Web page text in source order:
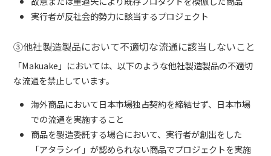
実行者が反社会的勢力に該当するプロジェクト
③他社製造製品において不適切な流通に該当しないこと
「Makuake」においては、以下のような他社製造製品の不適切
な流通を禁止しています。
海外商品において日本市場独占契約を締結せず、日本市場
での流通を実施すること
商品を製造委託する場合において、実行者が創出をした
「アタラシイ」が認められない商品でプロジェクトを実施